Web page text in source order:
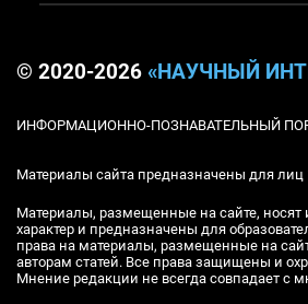
© 2020-2026 «НАУЧНЫЙ
ИНФОРМАЦИОННО-ПОЗНАВАТЕЛЬНЫЙ
Материалы сайта предназначены для лиц
Материалы, размещенные на сайте,
характер и предназначены для
права на материалы, размещенные на
авторам статей. Все права защищены и
Мнение редакции не всегда совпадает с